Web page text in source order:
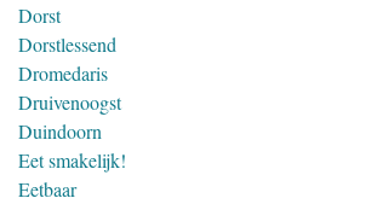
Dorst
Dorstlessend
Dromedaris
Druivenoogst
Duindoorn
Eet smakelijk!
Eetbaar